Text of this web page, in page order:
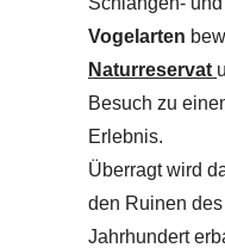
Vogelarten
Naturreservat
Besuch zu
Erlebnis.
Überragt wird
den Ruinen des
Jahrhundert